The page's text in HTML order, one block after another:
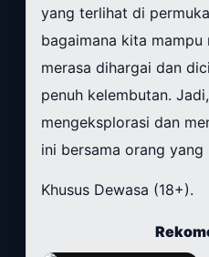
yang terlihat di
bagaimana kita mampu
merasa dihargai dan
penuh kelembutan.
mengeksplorasi dan
ini bersama orang yang
Khusus Dewasa (18+).